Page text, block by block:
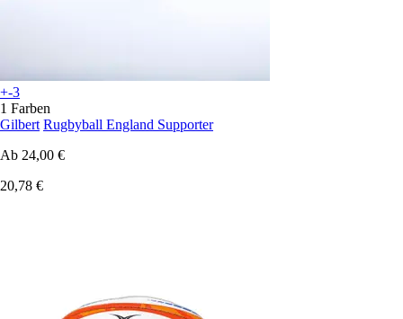
+-3
1 Farben
Gilbert Rugbyball England Supporter
Ab 24,00 €
20,78 €